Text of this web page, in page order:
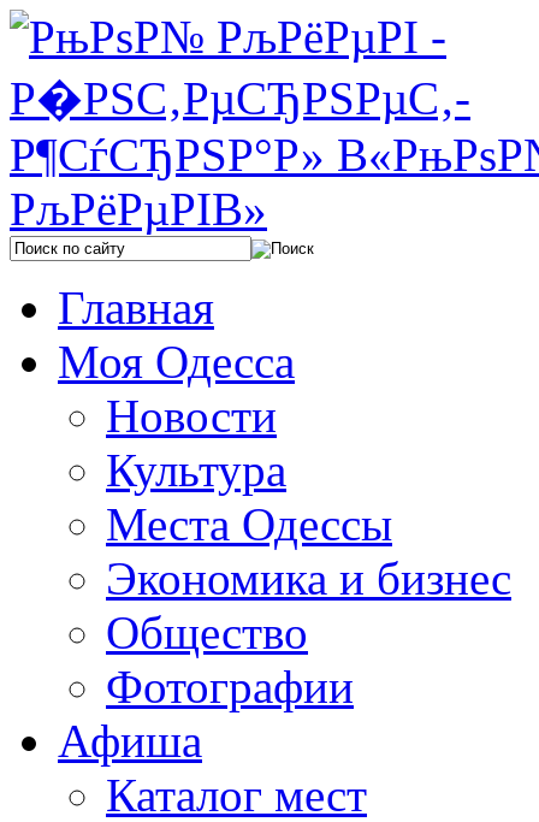
Главная
Моя Одесса
Новости
Культура
Места Одессы
Экономика и бизнес
Общество
Фотографии
Афиша
Каталог мест